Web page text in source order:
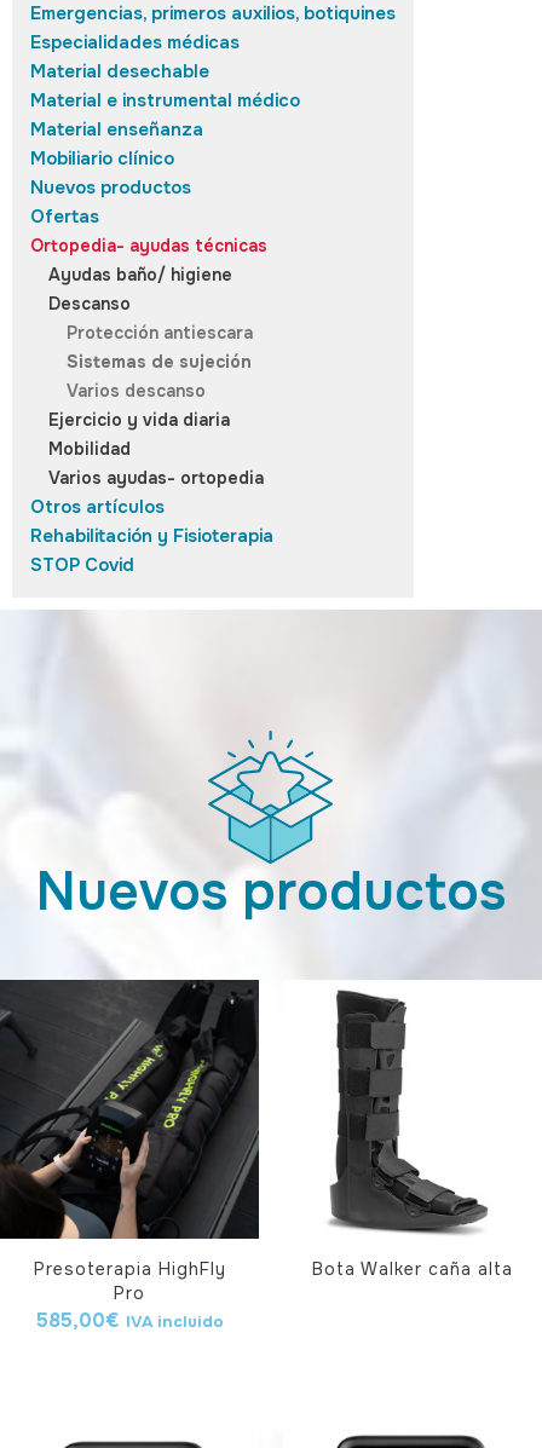
Emergencias, primeros auxilios, botiquines
Especialidades médicas
Material desechable
Material e instrumental médico
Material enseñanza
Mobiliario clínico
Nuevos productos
Ofertas
Ortopedia- ayudas técnicas
Ayudas baño/ higiene
Descanso
Protección antiescara
Sistemas de sujeción
Varios descanso
Ejercicio y vida diaria
Mobilidad
Varios ayudas- ortopedia
Otros artículos
Rehabilitación y Fisioterapia
STOP Covid
Nuevos productos
Presoterapia HighFly
Pro
585,00€ IVA incluido
Bota Walker caña alta